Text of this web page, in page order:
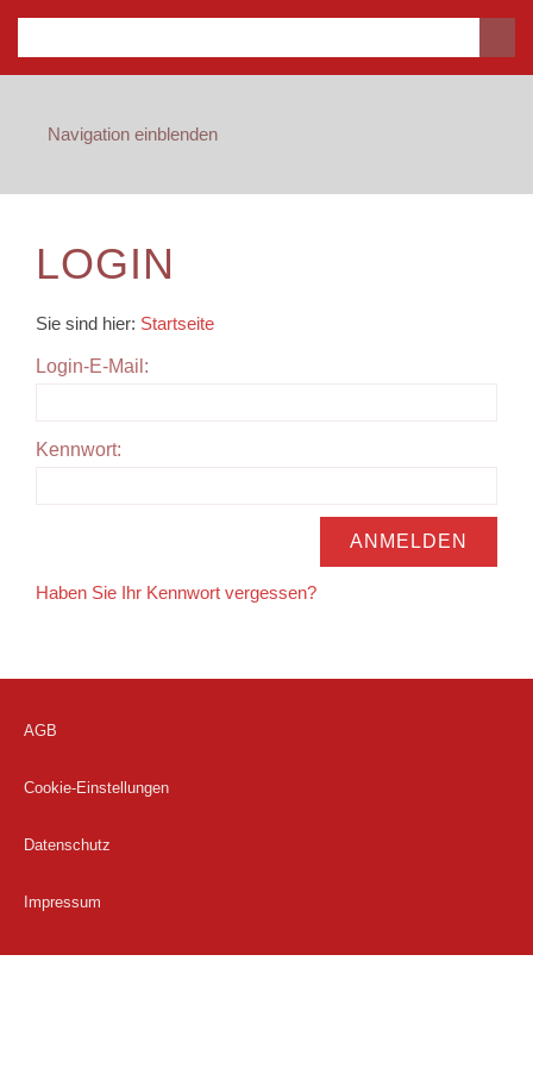
Navigation einblenden
LOGIN
Sie sind hier: Startseite
Login-E-Mail:
Kennwort:
Haben Sie Ihr Kennwort vergessen?
AGB
Cookie-Einstellungen
Datenschutz
Impressum